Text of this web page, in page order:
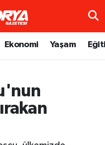
Ekonomi Yaşam
ve Fikstür